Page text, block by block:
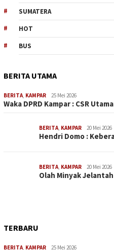
SUMATERA
HOT
BUS
BERITA UTAMA
BERITA, KAMPAR 25 Mei 2026
Waka DPRD Kampar : CSR
BERITA, KAMPAR 20 Mei 2026
Hendri Domo :
BERITA, KAMPAR 20 Mei 2026
Olah Minyak
TERBARU
BERITA, KAMPAR 25 Mei 2026